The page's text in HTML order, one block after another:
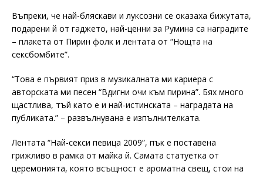
Въпреки, че най-бляскави и луксозни се оказаха бижутата,
подарени й от гаджето, най-ценни за Румина са наградите
– плакета от Пирин фолк и лентата от “Нощта на
сексбомбите”.
“Това е първият приз в музикалната ми кариера с
авторската ми песен “Вдигни очи към пирина”. Бях много
щастлива, тъй като е и най-истинската – наградата на
публиката.” – развълнувана е изпълнителката.
Лентата “Най-секси певица 2009”, пък е поставена
грижливо в рамка от майка й. Самата статуетка от
церемонията, която всъщност е ароматна свещ, стои на